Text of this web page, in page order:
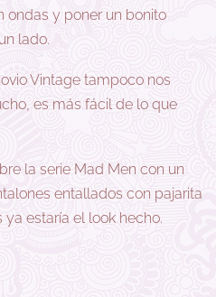
ondas y poner un bonito
lado.
Vintage tampoco nos
es más fácil de lo que
la serie Mad Men con un
entallados con pajarita
estaría el look hecho.